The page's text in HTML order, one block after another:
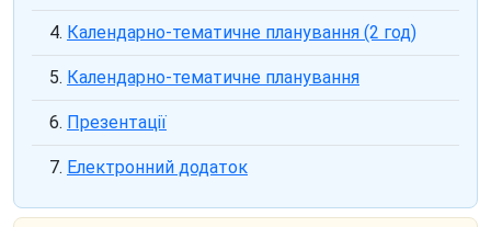
Календарно-тематичне планування (2 год)
Календарно-тематичне планування
Презентації
Електронний додаток